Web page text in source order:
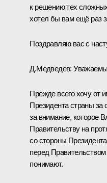
к решению тех
хотел бы вам ещё раз
Поздравляю вас с
Д.Медведев:
Прежде всего хочу от
Президента страны за
за внимание, которое
Правительству на
со стороны
перед
понимают.